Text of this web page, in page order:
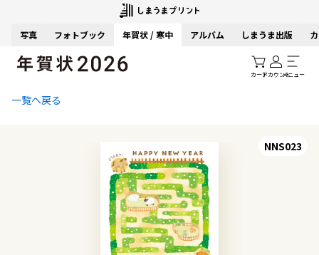
写真 フォトブック 年賀状 / 寒中 アルバム しまうま出版
カートアカウントメニュー
一覧へ戻る
NNS023